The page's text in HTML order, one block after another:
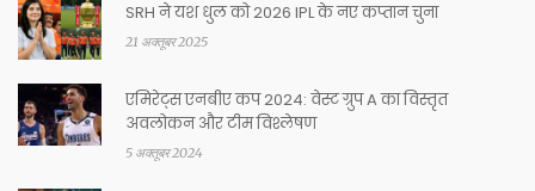
SRH ने यश धुल को 2026 IPL के नए कप्तान चुना
21 अक्तूबर 2025
एमिरेट्स एनबीए कप 2024: वेस्ट ग्रुप A का विस्तृत
अवलोकन और टीम विश्लेषण
5 अक्तूबर 2024